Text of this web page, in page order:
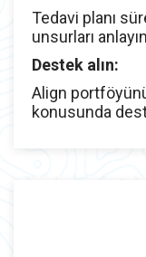
Tedavi planı
unsurları
Destek alın:
Align
konusunda